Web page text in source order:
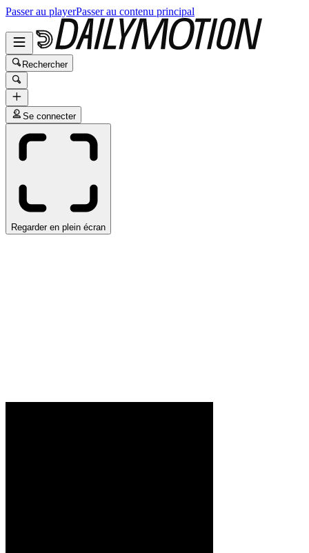
Passer au playerPasser au contenu principal
Rechercher
Se connecter
Regarder en plein écran